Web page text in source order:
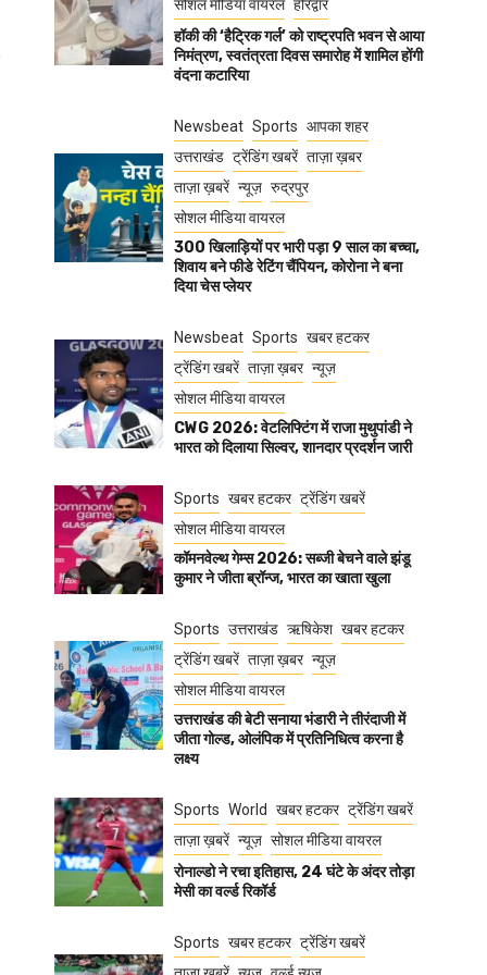
सोशल मीडिया वायरल हरिद्वार
हॉकी की ‘हैट्रिक गर्ल’ को राष्ट्रपति भवन से आया
निमंत्रण, स्वतंत्रता दिवस समारोह में शामिल होंगी
वंदना कटारिया
Newsbeat Sports आपका शहर
उत्तराखंड ट्रेंडिंग खबरें ताज़ा ख़बर
ताज़ा ख़बरें न्यूज़ रुद्रपुर
सोशल मीडिया वायरल
300 खिलाड़ियों पर भारी पड़ा 9 साल का बच्चा,
शिवाय बने फीडे रेटिंग चैंपियन, कोरोना ने बना
दिया चेस प्लेयर
Newsbeat Sports खबर हटकर
ट्रेंडिंग खबरें ताज़ा ख़बर न्यूज़
सोशल मीडिया वायरल
CWG 2026: वेटलिफ्टिंग में राजा मुथुपांडी ने
भारत को दिलाया सिल्वर, शानदार प्रदर्शन जारी
Sports खबर हटकर ट्रेंडिंग खबरें
सोशल मीडिया वायरल
कॉमनवेल्थ गेम्स 2026: सब्जी बेचने वाले झंडू
कुमार ने जीता ब्रॉन्ज, भारत का खाता खुला
Sports उत्तराखंड ऋषिकेश खबर हटकर
ट्रेंडिंग खबरें ताज़ा ख़बर न्यूज़
सोशल मीडिया वायरल
उत्तराखंड की बेटी सनाया भंडारी ने तीरंदाजी में
जीता गोल्ड, ओलंपिक में प्रतिनिधित्व करना है
लक्ष्य
Sports World खबर हटकर ट्रेंडिंग खबरें
ताज़ा ख़बरें न्यूज़ सोशल मीडिया वायरल
रोनाल्डो ने रचा इतिहास, 24 घंटे के अंदर तोड़ा
मेसी का वर्ल्ड रिकॉर्ड
Sports खबर हटकर ट्रेंडिंग खबरें